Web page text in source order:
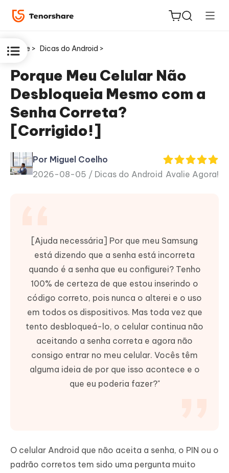
ReiBoot
for iOS
PDF
Editor
Novo
Home > Dicas do Android >
Porque Meu Celular Não
Desbloqueia Mesmo com a
Senha Correta?
[Corrigido!]
Por Miguel Coelho
2026-08-05 / Dicas do Android Avalie Agora!
[Ajuda necessária] Por que meu Samsung
está dizendo que a senha está incorreta
quando é a senha que eu configurei? Tenho
100% de certeza de que estou inserindo o
código correto, pois nunca o alterei e o uso
em todos os dispositivos. Mas toda vez que
tento desbloqueá-lo, o celular continua não
aceitando a senha correta e agora não
consigo entrar no meu celular. Vocês têm
alguma ideia de por que isso acontece e o
que eu poderia fazer?"
O celular Android que não aceita a senha, o PIN ou o
padrão corretos tem sido uma pergunta muito